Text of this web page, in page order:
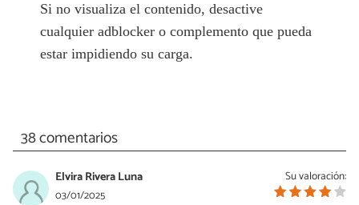
Si no visualiza el contenido, desactive
cualquier adblocker o complemento que pueda
estar impidiendo su carga.
38 comentarios
Su valoración:
Elvira Rivera Luna
03/01/2025